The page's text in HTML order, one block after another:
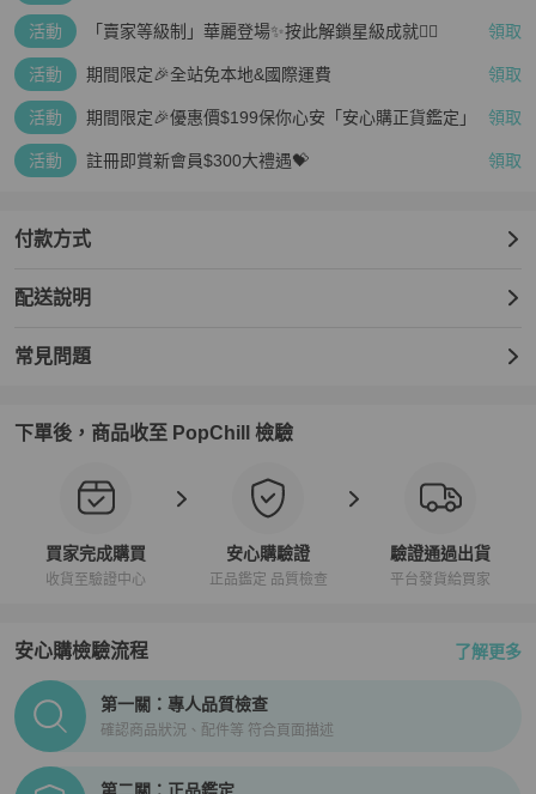
活動 「賣家等級制」華麗登場✨按此解鎖星級成就👆🏻 領取
活動 期間限定🎉全站免本地&國際運費 領取
活動 期間限定🎉優惠價$199保你心安「安心購正貨鑑定」 領取
活動 註冊即賞新會員$300大禮遇💝 領取
付款方式
配送說明
常見問題
下單後，商品收至 PopChill 檢驗
買家完成購買
收貨至驗證中心
安心購驗證
正品鑑定 品質檢查
驗證通過出貨
平台發貨給買家
安心購檢驗流程 了解更多
PopChill拍拍圈正品驗證、安心購檢驗流程介紹
第一關：專人品質檢查
確認商品狀況、配件等 符合頁面描述